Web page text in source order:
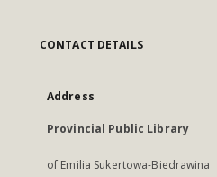
CONTACT DETAILS
Address
Provincial Public Library
of Emilia Sukertowa-Biedrawina